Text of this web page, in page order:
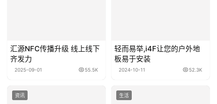
汇源NFC传播升级 线上线下
齐发力
2025-09-01 55.5K
轻而易举,i4F让您的户外地
板易于安装
2024-10-11 52.3K
资讯 生活